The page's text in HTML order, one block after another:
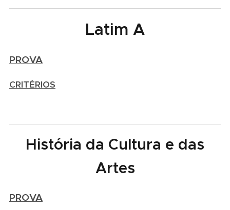
Latim A
PROVA
CRITÉRIOS
História da Cultura e das
Artes
PROVA